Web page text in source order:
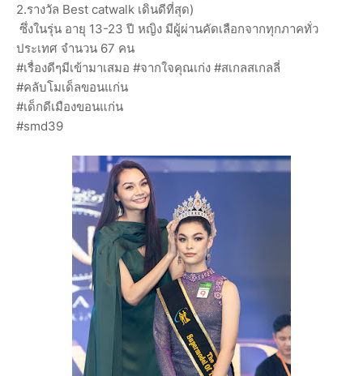
2.รางวัล Best catwalk เดินดีที่สุด)
ซึ่งในรุ่น อายุ 13-23 ปี หญิง มีผู้ผ่านคัดเลือกจากทุกภาคทั่ว
ประเทศ จำนวน 67 คน
#เรื่องดีๆมีเข้ามาเสมอ #จากใจคุณเก่ง #สเกลสเกลลี่
#คลับโมเด็ลขอนแก่น
#เด็กดีเมืองขอนแก่น
#smd39